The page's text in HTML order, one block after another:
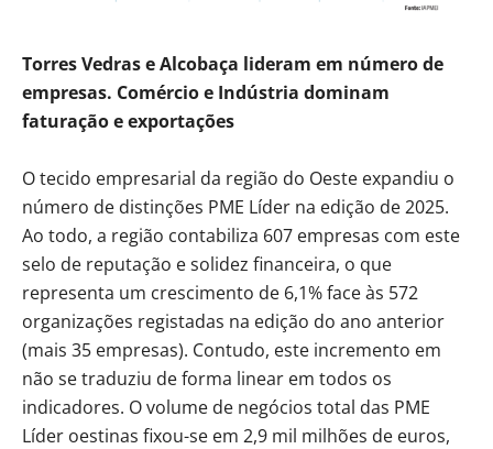
Torres Vedras e Alcobaça lideram em número de
empresas. Comércio e Indústria dominam
faturação e exportações
O tecido empresarial da região do Oeste expandiu o
número de distinções PME Líder na edição de 2025.
Ao todo, a região contabiliza 607 empresas com este
selo de reputação e solidez financeira, o que
representa um crescimento de 6,1% face às 572
organizações registadas na edição do ano anterior
(mais 35 empresas). Contudo, este incremento em
não se traduziu de forma linear em todos os
indicadores. O volume de negócios total das PME
Líder oestinas fixou-se em 2,9 mil milhões de euros,